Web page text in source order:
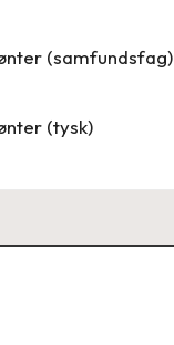
(samfundsfag)
(tysk)